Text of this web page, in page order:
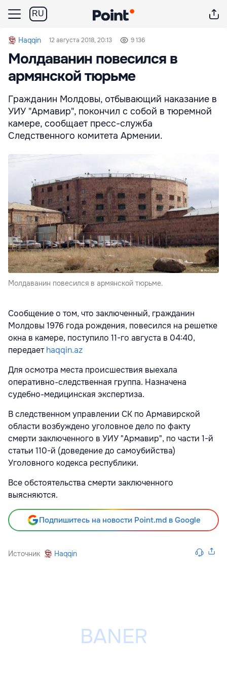
RU
Haqqin 12 августа 2018, 20:13 9 136
Молдаванин повесился в
армянской тюрьме
Гражданин Молдовы, отбывающий наказание в
УИУ "Армавир", покончил с собой в тюремной
камере, сообщает пресс-служба
Следственного комитета Армении.
Молдаванин повесился в армянской тюрьме.
Сообщение о том, что заключенный, гражданин
Молдовы 1976 года рождения, повесился на решетке
окна в камере, поступило 11-го августа в 04:40,
передаетhaqqin.az
Для осмотра места происшествия выехала
оперативно-следственная группа. Назначена
судебно-медицинская экспертиза.
В следственном управлении СК по Армавирской
области возбуждено уголовное дело по факту
смерти заключенного в УИУ "Армавир", по части 1-й
статьи 110-й (доведение до самоубийства)
Уголовного кодекса республики.
Все обстоятельства смерти заключенного
выясняются.
Подпишитесь на новости Point.md в Google
Источник Haqqin